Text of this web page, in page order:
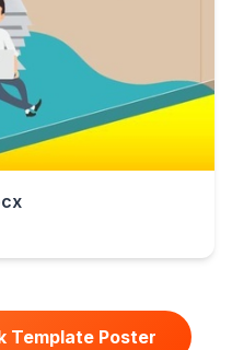
Template Poster